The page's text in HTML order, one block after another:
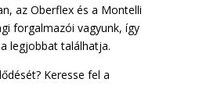
az Oberflex és a Montelli
forgalmazói vagyunk, így
legjobbat találhatja.
Keresse fel a